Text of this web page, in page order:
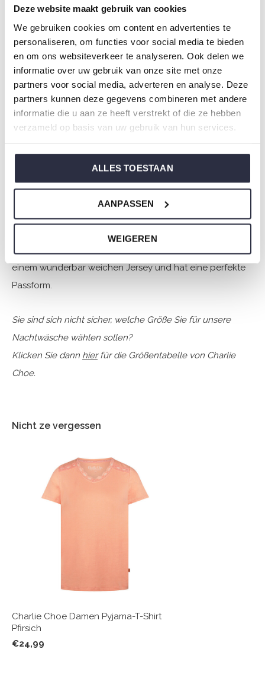
Deze website maakt gebruik van cookies
We gebruiken cookies om content en advertenties te
personaliseren, om functies voor social media te bieden
en om ons websiteverkeer te analyseren. Ook delen we
informatie over uw gebruik van onze site met onze
partners voor social media, adverteren en analyse. Deze
partners kunnen deze gegevens combineren met andere
informatie die u aan ze heeft verstrekt of die ze hebben
verzameld op basis van uw gebruik van hun services.
ALLES TOESTAAN
AANPASSEN
WEIGEREN
für unbeschwerte Momente.
Spezifikationen
Marke: Charlie Choe
Saison: Spring/Summer 2026
Thema: N Amalfi Coast
Kollektion: Damen
Typ:Pyjama
Geschlecht: Damen
Farbe: Peach
Zusammensetzung: 95% Cotton/ 5% Elastane
Artikelnummer: N59132-38
Die Nachtwäsche von Charlie Choe ist gefertigt aus
einem wunderbar weichen Jersey und hat eine perfekte
Passform.
Sie sind sich nicht sicher, welche Größe Sie für unsere
Nachtwäsche wählen sollen?
Klicken Sie dann hierfür die Größentabelle von Charlie
Choe.
Nicht ze vergessen
Charlie Choe Damen Pyjama-T-Shirt
Pfirsich
€24,99